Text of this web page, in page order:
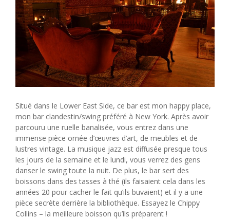
Situé dans le Lower East Side, ce bar est mon happy place,
mon bar clandestin/swing préféré à New York. Après avoir
parcouru une ruelle banalisée, vous entrez dans une
immense pièce ornée d’œuvres d’art, de meubles et de
lustres vintage. La musique jazz est diffusée presque tous
les jours de la semaine et le lundi, vous verrez des gens
danser le swing toute la nuit. De plus, le bar sert des
boissons dans des tasses à thé (ils faisaient cela dans les
années 20 pour cacher le fait qu’ils buvaient) et il y a une
pièce secrète derrière la bibliothèque. Essayez le Chippy
Collins – la meilleure boisson qu’ils préparent !